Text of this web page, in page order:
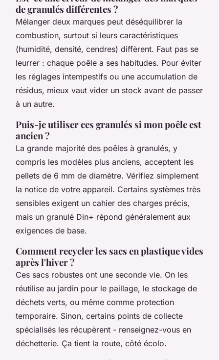
de granulés différentes ?
Mélanger deux marques peut déséquilibrer la
combustion, surtout si leurs caractéristiques
(humidité, densité, cendres) diffèrent. Faut pas se
leurrer : chaque poêle a ses habitudes. Pour éviter
les réglages intempestifs ou une accumulation de
résidus, mieux vaut vider un stock avant de passer
à un autre.
Puis-je utiliser ces granulés si mon poêle est
ancien ?
La grande majorité des poêles à granulés, y
compris les modèles plus anciens, acceptent les
pellets de 6 mm de diamètre. Vérifiez simplement
la notice de votre appareil. Certains systèmes très
sensibles exigent un cahier des charges précis,
mais un granulé Din+ répond généralement aux
exigences de base.
Comment recycler les sacs en plastique vides
après l'hiver ?
Ces sacs robustes ont une seconde vie. On les
réutilise au jardin pour le paillage, le stockage de
déchets verts, ou même comme protection
temporaire. Sinon, certains points de collecte
spécialisés les récupèrent - renseignez-vous en
déchetterie. Ça tient la route, côté écolo.